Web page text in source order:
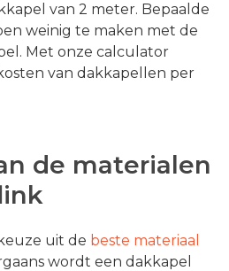
van 2 meter. Bepaalde
weinig te maken met de
Met onze calculator
van dakkapellen per
de materialen
uit de beste materiaal
wordt een dakkapel